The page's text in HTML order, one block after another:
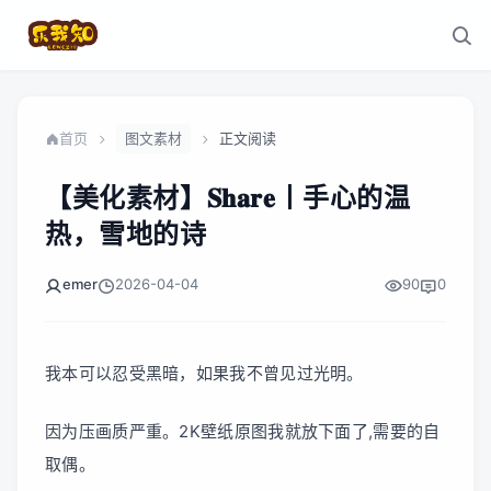
首页 图文素材 正文阅读
【美化素材】𝐒𝐡𝐚𝐫𝐞丨手心的温
热，雪地的诗
emer 2026-04-04 90 0
我本可以忍受黑暗，如果我不曾见过光明。
因为压画质严重。2K壁纸原图我就放下面了,需要的自
取偶。